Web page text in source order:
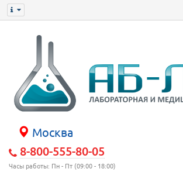
Москва
8-800-555-80-05
Часы работы: Пн - Пт (09:00 - 18:00)